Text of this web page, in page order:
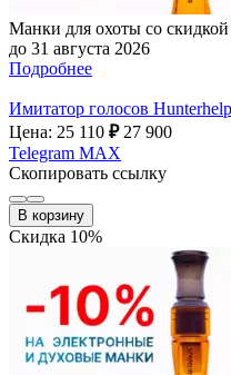
Манки для охоты со
до 31 августа 2026
Подробнее
Имитатор голосов
Цена: 25 110 ₽ 27 900
Telegram MAX
Скопировать ссылку
В корзину
Скидка 10%